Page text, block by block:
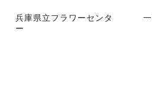
兵庫県立フラワーセンタ
ー